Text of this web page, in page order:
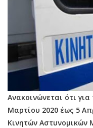
Ανακοινώνεται ότι
Μαρτίου 2020 έως 5
Κινητών Αστυνομικών